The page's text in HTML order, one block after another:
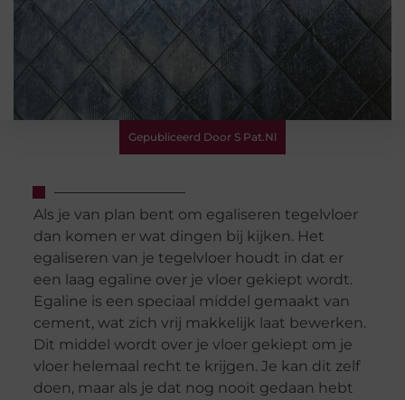
Gepubliceerd Door S Pat.nl
Als je van plan bent om egaliseren tegelvloer
dan komen er wat dingen bij kijken. Het
egaliseren van je tegelvloer houdt in dat er
een laag egaline over je vloer gekiept wordt.
Egaline is een speciaal middel gemaakt van
cement, wat zich vrij makkelijk laat bewerken.
Dit middel wordt over je vloer gekiept om je
vloer helemaal recht te krijgen. Je kan dit zelf
doen, maar als je dat nog nooit gedaan hebt